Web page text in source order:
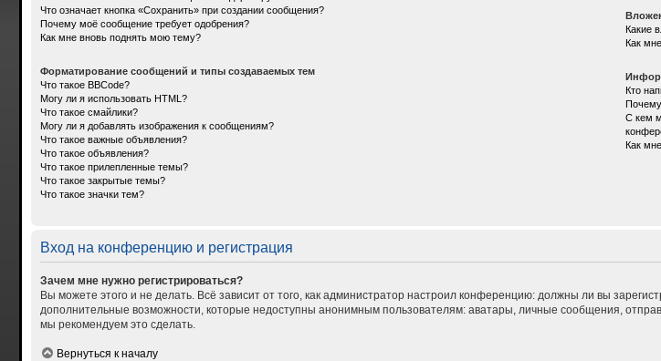
Что означает кнопка «Сохранить» при создании сообщения?
Почему моё сообщение требует одобрения?
Как мне вновь поднять мою тему?
Форматирование сообщений и типы создаваемых тем
Что такое BBCode?
Могу ли я использовать HTML?
Что такое смайлики?
Могу ли я добавлять изображения к сообщениям?
Что такое важные объявления?
Что такое объявления?
Что такое прилепленные темы?
Что такое закрытые темы?
Что такое значки тем?
Какие
Как
Кто
Почему
С кем
Как
Вход на конференцию и регистрация
Зачем мне нужно регистрироваться?
Вы можете этого и не делать. Всё зависит от того, как администратор настроил конференцию: должны ли вы
дополнительные возможности, которые недоступны анонимным пользователям: аватары, личные сообщения,
мы рекомендуем это сделать.
Вернуться к началу